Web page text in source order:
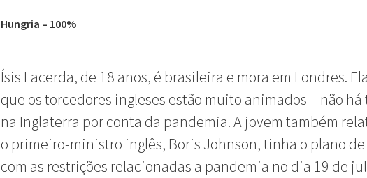
Hungria – 100%
Ísis Lacerda, de 18 anos, é brasileira e mora em Londres.
que os torcedores ingleses estão muito animados – não
na Inglaterra por conta da pandemia. A jovem também
o primeiro-ministro inglês, Boris Johnson, tinha o plano
com as restrições relacionadas a pandemia no dia 19 de